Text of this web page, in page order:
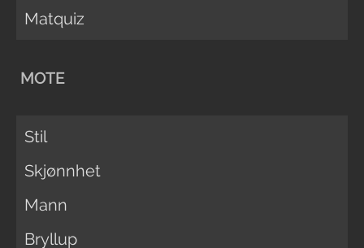
Matquiz
MOTE
Stil
Skjønnhet
Mann
Bryllup